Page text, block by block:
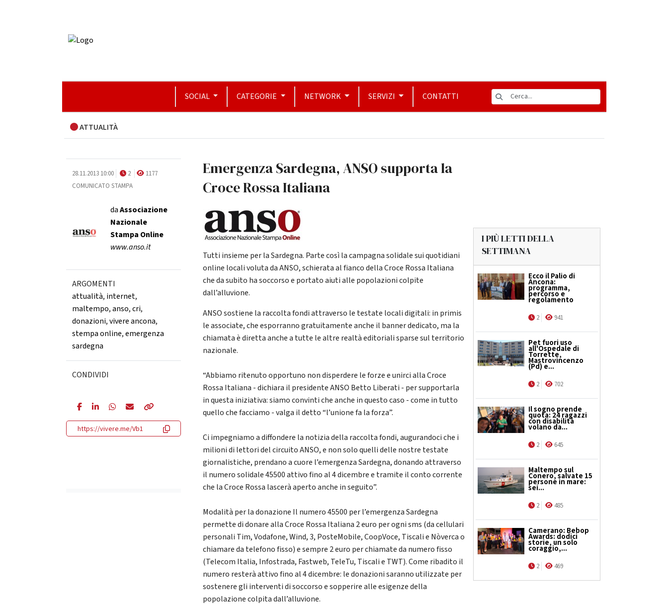
SOCIAL CATEGORIE NETWORK SERVIZI CONTATTI
ATTUALITÀ
28.11.2013 10:00 2
1177
COMUNICATO STAMPA
daAssociazione
Nazionale
Stampa Online
www.anso.it
ARGOMENTI
attualità, internet,
maltempo,anso,cri,
donazioni,vivere ancona,
stempa online,emergenza
sardegna
CONDIVIDI
https://vivere.me/Vb1
Emergenza Sardegna, ANSO supporta la
Croce Rossa Italiana
Tutti insieme per la Sardegna. Parte così la campagna solidale sui quotidiani
online locali voluta da ANSO, schierata al fianco della Croce Rossa Italiana
che da subito ha soccorso e portato aiuti alle popolazioni colpite
dall’alluvione.
ANSO sostiene la raccolta fondi attraverso le testate locali digitali: in primis
le associate, che esporranno gratuitamente anche il banner dedicato, ma la
chiamata è diretta anche a tutte le altre realtà editoriali sparse sul territorio
nazionale.
“Abbiamo ritenuto opportuno non disperdere le forze e unirci alla Croce
Rossa Italiana - dichiara il presidente ANSO Betto Liberati - per supportarla
in questa iniziativa: siamo convinti che anche in questo caso - come in tutto
quello che facciamo - valga il detto “l’unione fa la forza”.
Ci impegniamo a diffondere la notizia della raccolta fondi, augurandoci che i
milioni di lettori del circuito ANSO, e non solo quelli delle nostre testate
giornalistiche, prendano a cuore l’emergenza Sardegna, donando attraverso
il numero solidale 45500 attivo fino al 4 dicembre e tramite il conto corrente
che la Croce Rossa lascerà aperto anche in seguito”.
Modalità per la donazione Il numero 45500 per l’emergenza Sardegna
permette di donare alla Croce Rossa Italiana 2 euro per ogni sms (da cellulari
personali Tim, Vodafone, Wind, 3, PosteMobile, CoopVoce, Tiscali e Nòverca o
chiamare da telefono fisso) e sempre 2 euro per chiamate da numero fisso
(Telecom Italia, Infostrada, Fastweb, TeleTu, Tiscali e TWT). Come ribadito il
numero resterà attivo fino al 4 dicembre: le donazioni saranno utilizzate per
sostenere gli interventi di soccorso e sopperire alle esigenze della
popolazione colpita dall’alluvione.
I PIÙ LETTI DELLA
SETTIMANA
Ecco il Palio di
Ancona:
programma,
percorso e
regolamento
2 941
Pet fuori uso
all'Ospedale di
Torrette,
Mastrovincenzo
(Pd) e...
2 702
Il sogno prende
quota: 24 ragazzi
con disabilità
volano da...
2 645
Maltempo sul
Conero, salvate 15
persone in mare:
sei...
2 485
Camerano: Bebop
Awards: dodici
storie, un solo
coraggio,...
2 469